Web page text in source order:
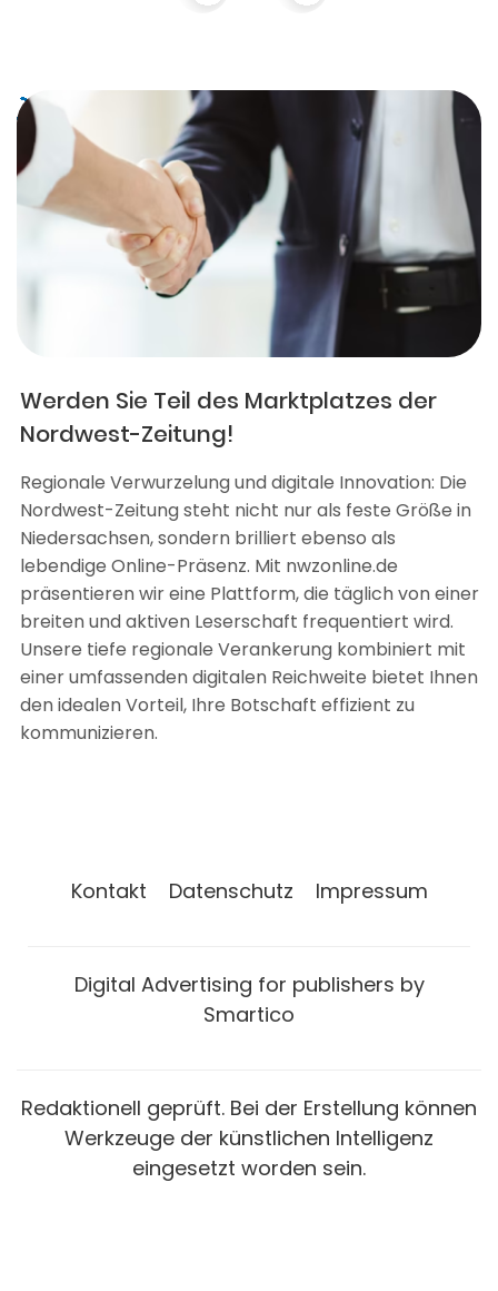
Werden Sie Teil des Marktplatzes der
Nordwest-Zeitung!
Regionale Verwurzelung und digitale Innovation: Die
Nordwest-Zeitung steht nicht nur als feste Größe in
Niedersachsen, sondern brilliert ebenso als
lebendige Online-Präsenz. Mit nwzonline.de
präsentieren wir eine Plattform, die täglich von einer
breiten und aktiven Leserschaft frequentiert wird.
Unsere tiefe regionale Verankerung kombiniert mit
einer umfassenden digitalen Reichweite bietet Ihnen
den idealen Vorteil, Ihre Botschaft effizient zu
kommunizieren.
Kontakt Datenschutz Impressum
Digital Advertising for publishers by
Smartico
Redaktionell geprüft. Bei der Erstellung können
Werkzeuge der künstlichen Intelligenz
eingesetzt worden sein.